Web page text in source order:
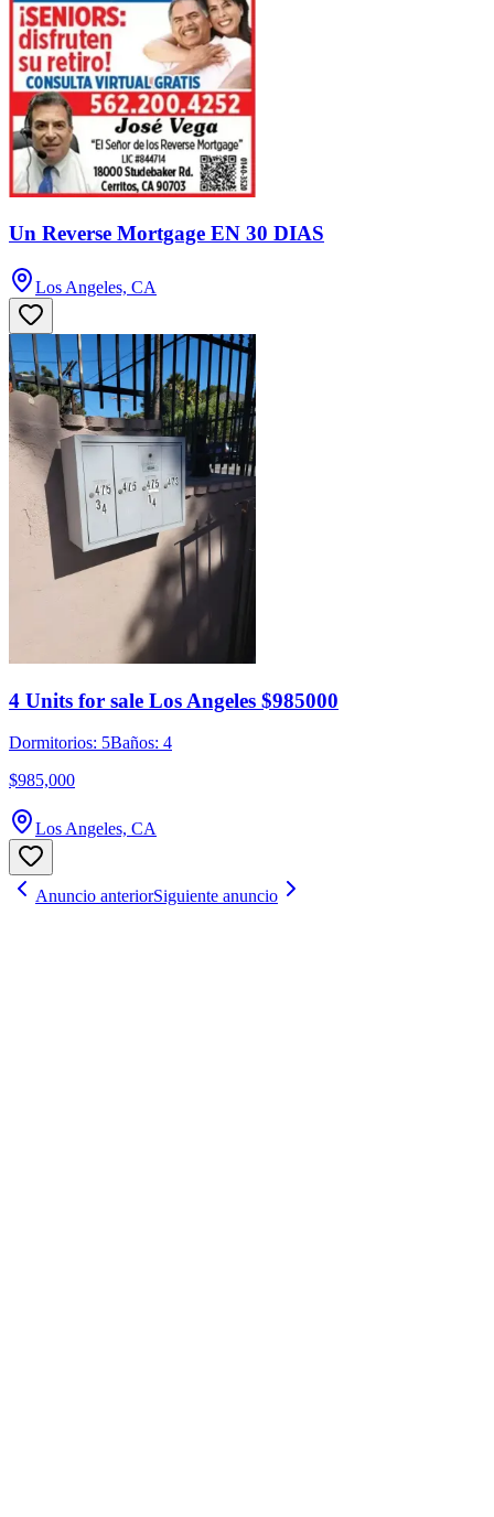
Un Reverse Mortgage EN 30 DIAS
Los Angeles, CA
4 Units for sale Los Angeles $985000
Dormitorios: 5Baños: 4
$985,000
Los Angeles, CA
Anuncio anteriorSiguiente anuncio